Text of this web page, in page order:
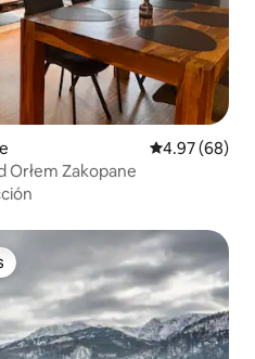
Calificación
4.97 (68)
Orłem Zakopane
huéspedes